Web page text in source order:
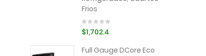
Frios
$1,702.4
Full Gauge DCore Eco